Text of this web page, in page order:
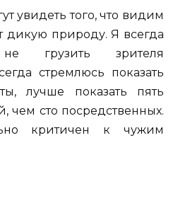
увидеть того, что видим
дикую природу. Я всегда
грузить зрителя
стремлюсь показать
лучше показать пять
чем сто посредственных.
критичен к чужим